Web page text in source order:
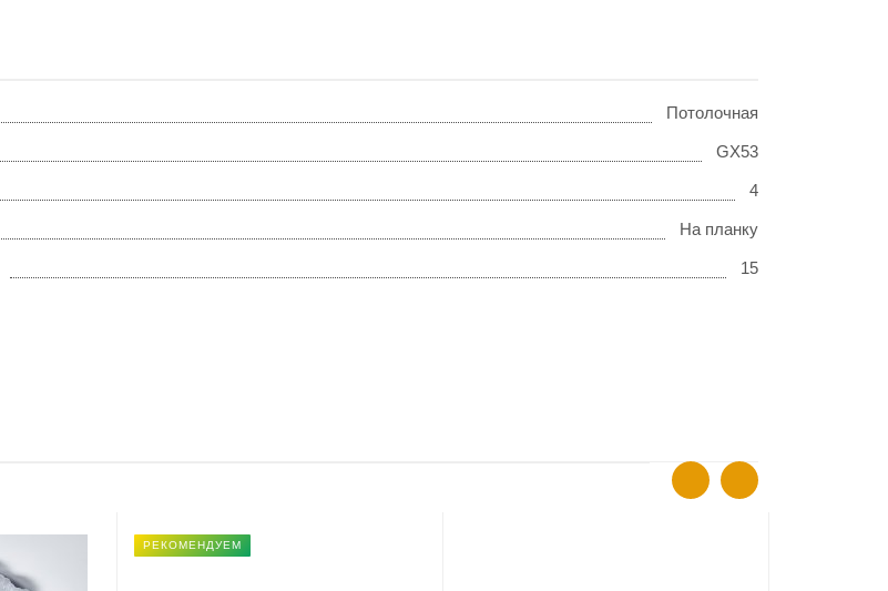
Потолочная
GX53
4
На планку
15
РЕКОМЕНДУЕМ